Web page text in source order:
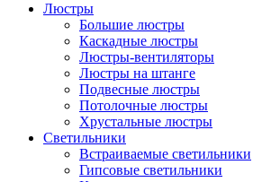
Люстры
Большие люстры
Каскадные люстры
Люстры-вентиляторы
Люстры на штанге
Подвесные люстры
Потолочные люстры
Хрустальные люстры
Светильники
Встраиваемые светильники
Гипсовые светильники